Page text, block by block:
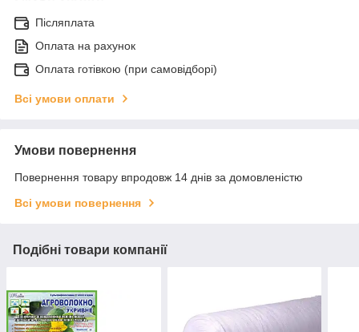
Післяплата
Оплата на рахунок
Оплата готівкою (при самовідборі)
Всі умови оплати
Умови повернення
Повернення товару впродовж 14 днів за домовленістю
Всі умови повернення
Подібні товари компанії